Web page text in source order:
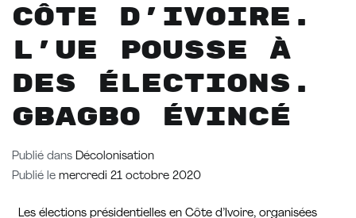
Côte d’Ivoire.
L’UE pousse à
des élections.
Gbagbo évincé
Publié dans Décolonisation
Publié le mercredi 21 octobre 2020
Les élections présidentielles en Côte d’Ivoire, organisées